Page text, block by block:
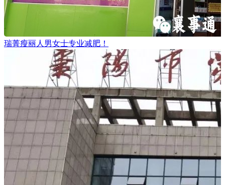
瑞菁瘦丽人男女士专业减肥！